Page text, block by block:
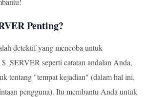
Penting?
detektif yang mencoba untuk
seperti catatan andalan Anda,
tentang "tempat kejadian" (dalam hal ini,
pengguna). Itu membantu Anda untuk